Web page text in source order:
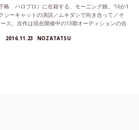
略 ハロプロ）に在籍する、モーニング娘。'16が1
シーキャットの演説／ムキダシで向き合って／そ
ス。次作は現在開催中の13期オーディションの合
ニング娘。'16の形」がどうなるのかに注目が集ま
2016.11.23 NOZATATSU